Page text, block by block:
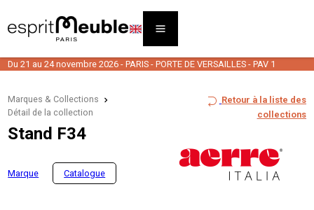
Du 21 au 24 novembre 2026 - PARIS - PORTE DE VERSAILLES - PAV 1
Marques & Collections
Détail de la collection
Retour à la liste des
collections
Stand F34
Marque Catalogue